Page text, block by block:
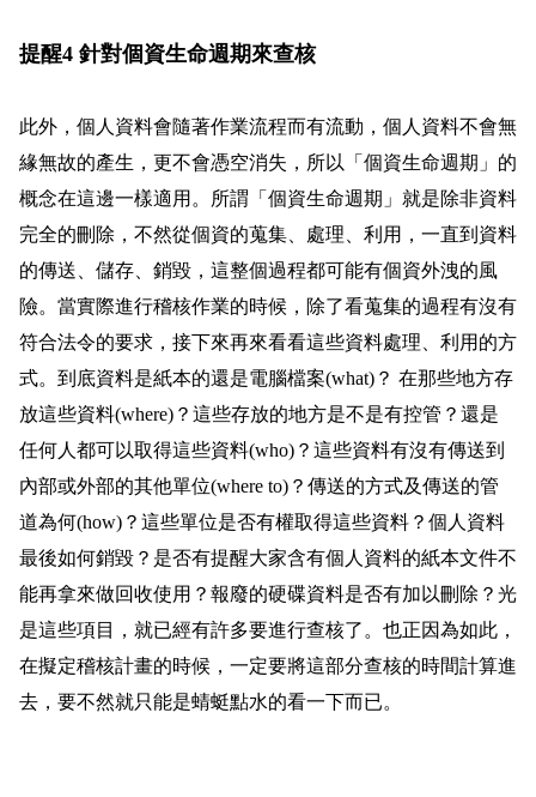
提醒4 針對個資生命週期來查核
此外，個人資料會隨著作業流程而有流動，個人資料不會無
緣無故的產生，更不會憑空消失，所以「個資生命週期」的
概念在這邊一樣適用。所謂「個資生命週期」就是除非資料
完全的刪除，不然從個資的蒐集、處理、利用，一直到資料
的傳送、儲存、銷毀，這整個過程都可能有個資外洩的風
險。當實際進行稽核作業的時候，除了看蒐集的過程有沒有
符合法令的要求，接下來再來看看這些資料處理、利用的方
式。到底資料是紙本的還是電腦檔案(what)？ 在那些地方存
放這些資料(where)？這些存放的地方是不是有控管？還是
任何人都可以取得這些資料(who)？這些資料有沒有傳送到
內部或外部的其他單位(where to)？傳送的方式及傳送的管
道為何(how)？這些單位是否有權取得這些資料？個人資料
最後如何銷毀？是否有提醒大家含有個人資料的紙本文件不
能再拿來做回收使用？報廢的硬碟資料是否有加以刪除？光
是這些項目，就已經有許多要進行查核了。也正因為如此，
在擬定稽核計畫的時候，一定要將這部分查核的時間計算進
去，要不然就只能是蜻蜓點水的看一下而已。